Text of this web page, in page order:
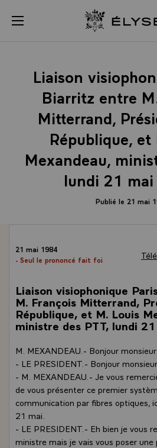
menu
Liaison
Biarritz entre
Mitterrand,
République, et
Mexandeau,
lundi 21
Publié le 21 mai
21 mai 1984
- Seul le prononcé fait foi
Liaison visiophonique
M. François Mitterrand,
République, et M. Louis
ministre des PTT, lundi
M. MEXANDEAU.- Bonjour
- LE PRESIDENT.- Bonjour
- M. MEXANDEAU.- Je vous
de vous présenter ce premier
communication par fibres optiques,
21 mai.
- LE PRESIDENT.- Eh bien je vous
ministre mais je vais vous poser
Panneau de gestion des cookies